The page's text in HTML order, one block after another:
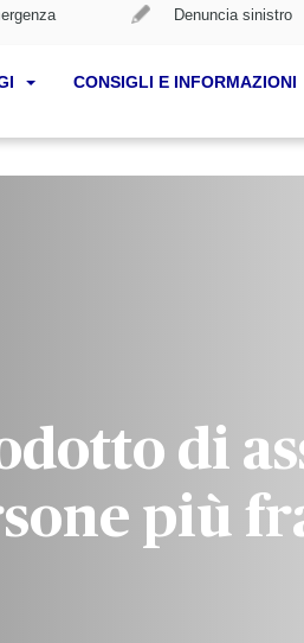
Denuncia sinistro
CONSIGLI E INFORMAZIONI
di
più